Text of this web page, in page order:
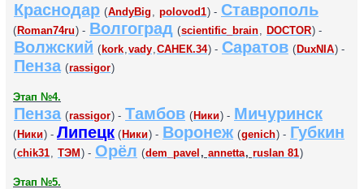
Краснодар (AndyBig , polovod1) - Ставрополь
( Roman74ru) - Волгоград (scientific_brain, DOCTOR) -
Волжский ( kork,vady,САНЕК.34) - Саратов ( DuxNIA) -
Пенза (rassigor)
Этап №4.
Пенза (rassigor) - Тамбов ( Ники) - Мичуринск
( Ники) - Липецк ( Ники) - Воронеж (genich) - Губкин
(chik31, ТЭМ ) - Орёл (dem_pavel , annetta, ruslan 81)
Этап №5.